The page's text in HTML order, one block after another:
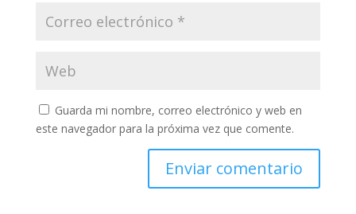
Guarda mi nombre, correo electrónico y web en
este navegador para la próxima vez que comente.